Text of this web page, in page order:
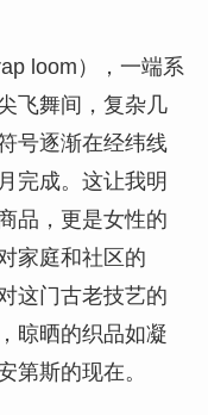
loom），一端系
飞舞间，复杂几
号逐渐在经纬线
完成。这让我明
品，更是女性的
家庭和社区的
这门古老技艺的
晾晒的织品如凝
第斯的现在。